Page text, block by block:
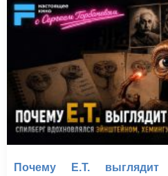
Почему E.T. выглядит